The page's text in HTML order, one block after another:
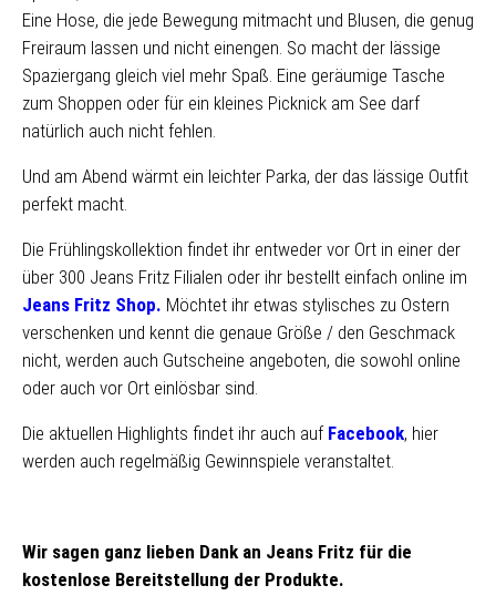
Eine Hose, die jede Bewegung mitmacht und Blusen, die genug
Freiraum lassen und nicht einengen. So macht der lässige
Spaziergang gleich viel mehr Spaß. Eine geräumige Tasche
zum Shoppen oder für ein kleines Picknick am See darf
natürlich auch nicht fehlen.
Und am Abend wärmt ein leichter Parka, der das lässige Outfit
perfekt macht.
Die Frühlingskollektion findet ihr entweder vor Ort in einer der
über 300 Jeans Fritz Filialen oder ihr bestellt einfach online im
Jeans Fritz Shop. Möchtet ihr etwas stylisches zu Ostern
verschenken und kennt die genaue Größe / den Geschmack
nicht, werden auch Gutscheine angeboten, die sowohl online
oder auch vor Ort einlösbar sind.
Die aktuellen Highlights findet ihr auch auf Facebook, hier
werden auch regelmäßig Gewinnspiele veranstaltet.
Wir sagen ganz lieben Dank an Jeans Fritz für die
kostenlose Bereitstellung der Produkte.